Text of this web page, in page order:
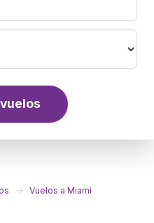
Vuelos a Miami